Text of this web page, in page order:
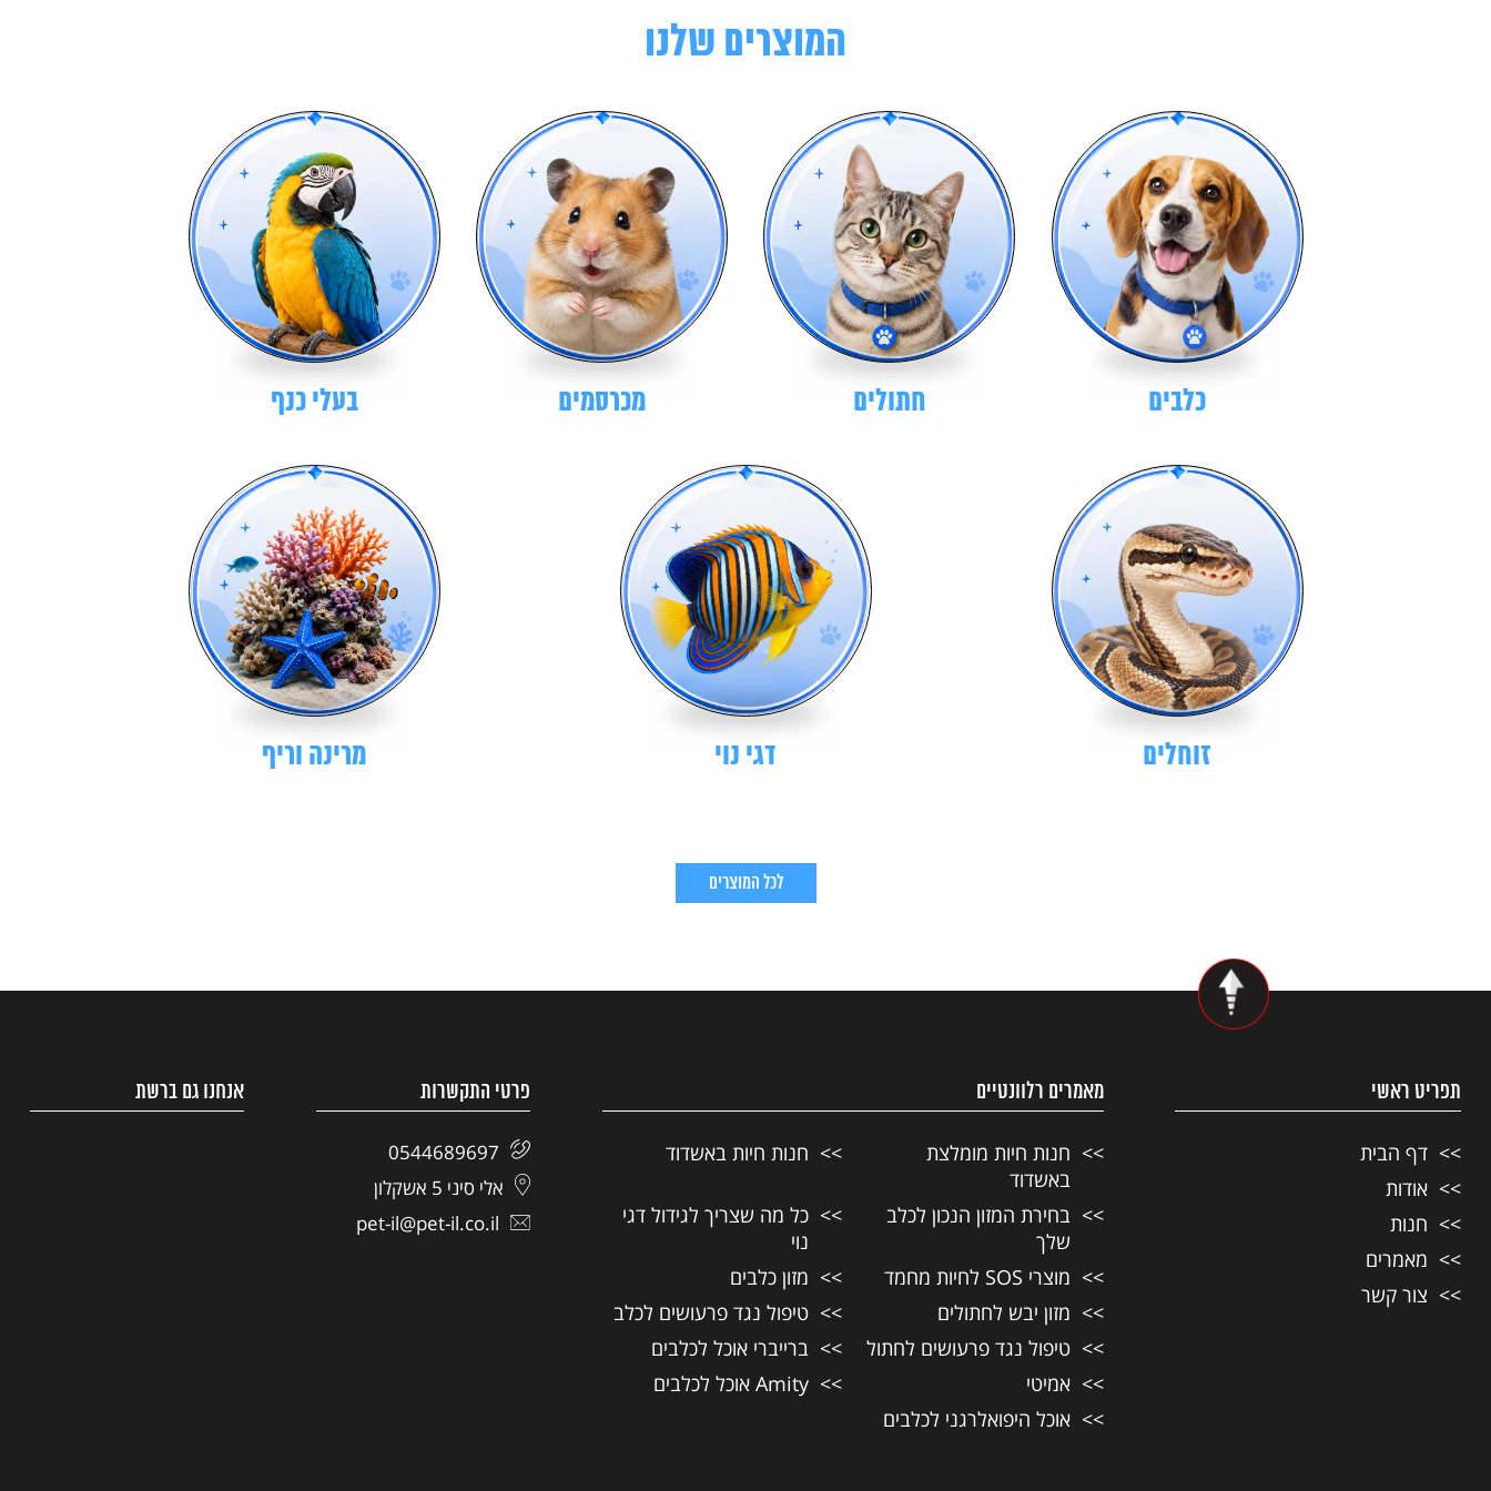
המוצרים שלנו
כלבים חתולים מכרסמים בעלי כנף
זוחלים דגי נוי מרינה וריף
לכל המוצרים
תפריט ראשי
דף הבית
אודות
חנות
מאמרים
צור קשר
מאמרים רלוונטיים
חנות חיות מומלצת
באשדוד
חנות חיות באשדוד
בחירת המזון הנכון לכלב
שלך
כל מה שצריך לגידול דגי
נוי
מוצרי SOS לחיות מחמד
מזון כלבים
מזון יבש לחתולים
טיפול נגד פרעושים לכלב
טיפול נגד פרעושים לחתול
ברייברי אוכל לכלבים
אמיטי
Amity אוכל לכלבים
אוכל היפואלרגני לכלבים
פרטי התקשרות
0544689697
אלי סיני 5 אשקלון
pet-il@pet-il.co.il
אנחנו גם ברשת